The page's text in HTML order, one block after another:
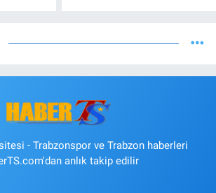
- Trabzonspor ve Trabzon haberleri
anlık takip edilir